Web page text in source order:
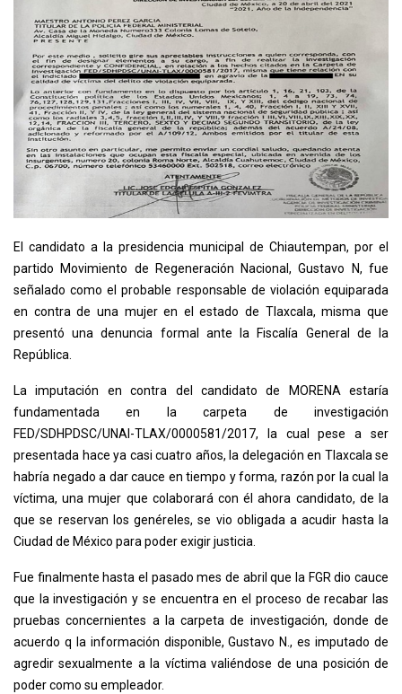
El candidato a la presidencia municipal de Chiautempan, por el
partido Movimiento de Regeneración Nacional, Gustavo N, fue
señalado como el probable responsable de violación equiparada
en contra de una mujer en el estado de Tlaxcala, misma que
presentó una denuncia formal ante la Fiscalía General de la
República.
La imputación en contra del candidato de MORENA estaría
fundamentada en la carpeta de investigación
FED/SDHPDSC/UNAI-TLAX/0000581/2017, la cual pese a ser
presentada hace ya casi cuatro años, la delegación en Tlaxcala se
habría negado a dar cauce en tiempo y forma, razón por la cual la
víctima, una mujer que colaborará con él ahora candidato, de la
que se reservan los genéreles, se vio obligada a acudir hasta la
Ciudad de México para poder exigir justicia.
Fue finalmente hasta el pasado mes de abril que la FGR dio cauce
que la investigación y se encuentra en el proceso de recabar las
pruebas concernientes a la carpeta de investigación, donde de
acuerdo q la información disponible, Gustavo N., es imputado de
agredir sexualmente a la víctima valiéndose de una posición de
poder como su empleador.